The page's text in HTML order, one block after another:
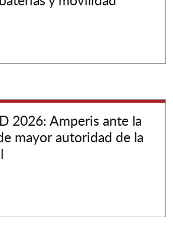
2026: Amperis ante la
mayor autoridad de la